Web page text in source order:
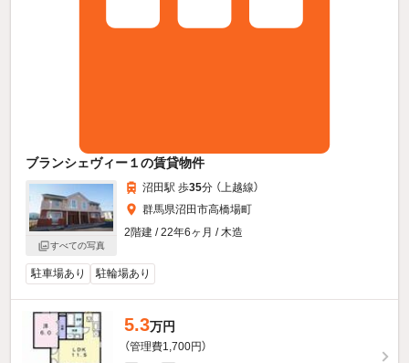
ブランシェヴィー１の賃貸物件
すべての写真
沼田駅 歩35分 （上越線）
群馬県沼田市高橋場町
2階建 / 22年6ヶ月 / 木造
駐車場あり 駐輪場あり
5.3万円
（管理費1,700円）